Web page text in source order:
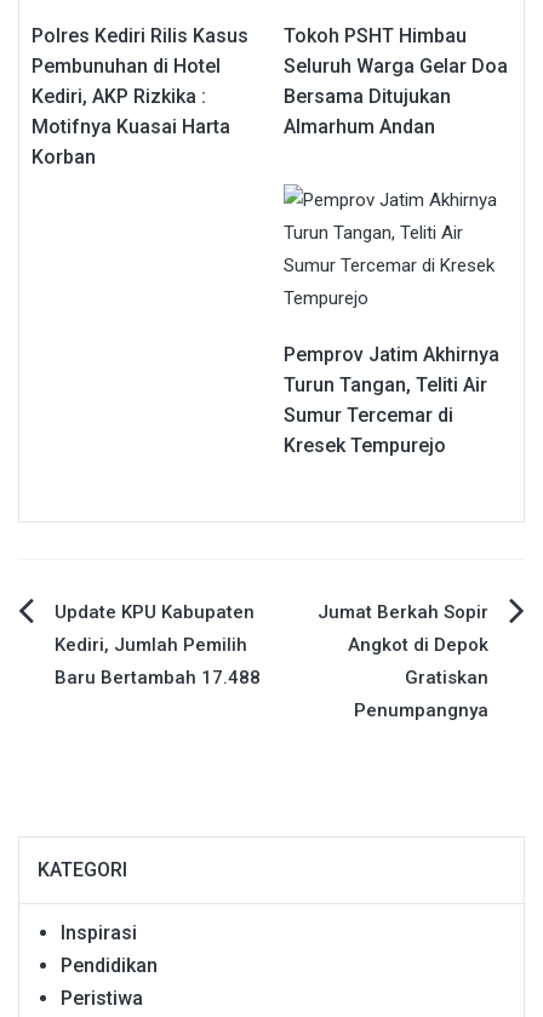
Polres Kediri Rilis Kasus
Pembunuhan di Hotel
Kediri, AKP Rizkika :
Motifnya Kuasai Harta
Korban
Tokoh PSHT Himbau
Seluruh Warga Gelar Doa
Bersama Ditujukan
Almarhum Andan
Pemprov Jatim Akhirnya
Turun Tangan, Teliti Air
Sumur Tercemar di
Kresek Tempurejo
Navigasi
pos
Update KPU Kabupaten
Kediri, Jumlah Pemilih
Baru Bertambah 17.488
Jumat Berkah Sopir
Angkot di Depok
Gratiskan
Penumpangnya
KATEGORI
Inspirasi
Pendidikan
Peristiwa